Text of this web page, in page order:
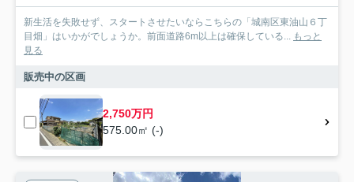
新生活を失敗せず、スタートさせたいならこちらの「城南区東油山６丁
目畑」はいかがでしょうか。前面道路6m以上は確保している... もっと
見る
販売中の区画
2,750万円
575.00㎡ (-)